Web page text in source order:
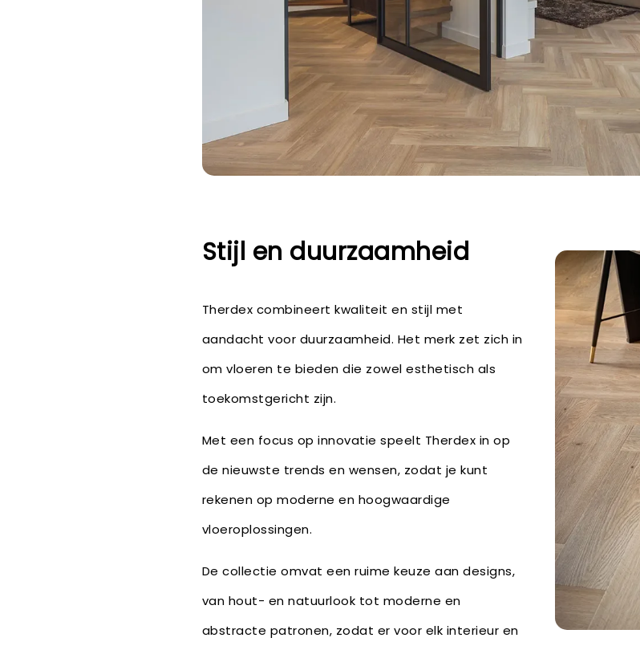
Stijl en duurzaamheid
Therdex combineert kwaliteit en stijl met
aandacht voor duurzaamheid. Het merk zet zich in
om vloeren te bieden die zowel esthetisch als
toekomstgericht zijn.
Met een focus op innovatie speelt Therdex in op
de nieuwste trends en wensen, zodat je kunt
rekenen op moderne en hoogwaardige
vloeroplossingen.
De collectie omvat een ruime keuze aan designs,
van hout- en natuurlook tot moderne en
abstracte patronen, zodat er voor elk interieur en